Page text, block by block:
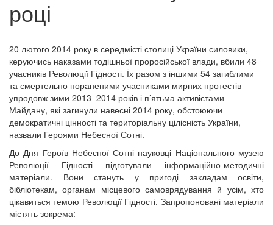
році
20 лютого 2014 року в середмісті столиці України силовики,
керуючись наказами тодішньої проросійської влади, вбили 48
учасників Революції Гідності. Їх разом з іншими 54 загиблими
та смертельно пораненими учасниками мирних протестів
упродовж зими 2013–2014 років і п’ятьма активістами
Майдану, які загинули навесні 2014 року, обстоюючи
демократичні цінності та територіальну цілісність України,
назвали Героями Небесної Сотні.
До Дня Героїв Небесної Сотні науковці Національного музею
Революції Гідності підготували інформаційно-методичні
матеріали. Вони стануть у пригоді закладам освіти,
бібліотекам, органам місцевого самоврядування й усім, хто
цікавиться темою Революції Гідності. Запропоновані матеріали
містять зокрема: